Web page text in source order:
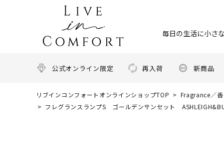
毎日の生活に小さ
公式オンライン限定 再入荷 新商品
リブインコンフォートオンラインショップTOP Fragrance／香
フレグランスランプS ゴールデンサンセット